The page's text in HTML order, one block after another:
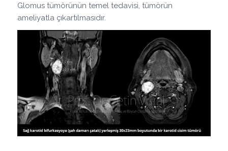
Glomus tümörünün temel tedavisi, tümörün
ameliyatla çıkartılmasıdır.